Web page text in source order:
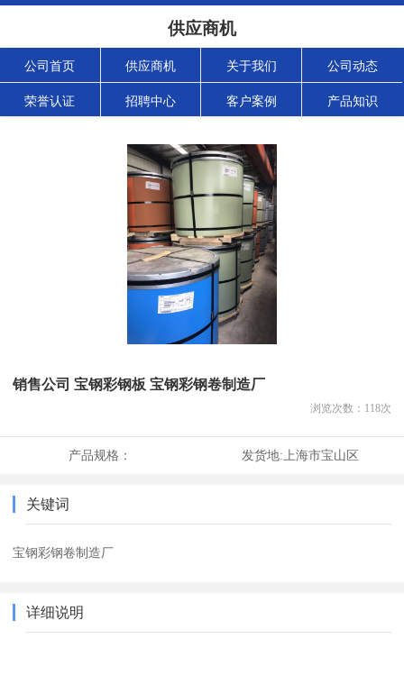
供应商机
公司首页 供应商机 关于我们 公司动态
荣誉认证 招聘中心 客户案例 产品知识
销售公司 宝钢彩钢板 宝钢彩钢卷制造厂
浏览次数： 118次
产品规格： 发货地: 上海市宝山区
关键词
宝钢彩钢卷制造厂
详细说明